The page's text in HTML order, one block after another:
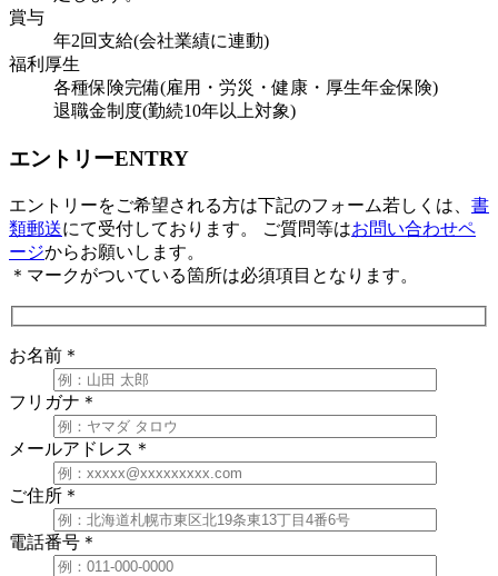
賞与
年2回支給(会社業績に連動)
福利厚生
各種保険完備(雇用・労災・健康・厚生年金保険)
退職金制度(勤続10年以上対象)
エントリーENTRY
エントリーをご希望される方は下記のフォーム若しくは、 書
類郵送にて受付しております。 ご質問等はお問い合わせペ
ージからお願いします。
＊ マークがついている箇所は必須項目となります。
お名前 ＊
フリガナ ＊
メールアドレス ＊
ご住所 ＊
電話番号 ＊